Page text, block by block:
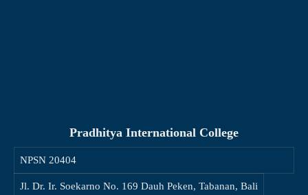
Pradhitya International College
NPSN 20404
Jl. Dr. Ir. Soekarno No. 169 Dauh Peken, Tabanan, Bali